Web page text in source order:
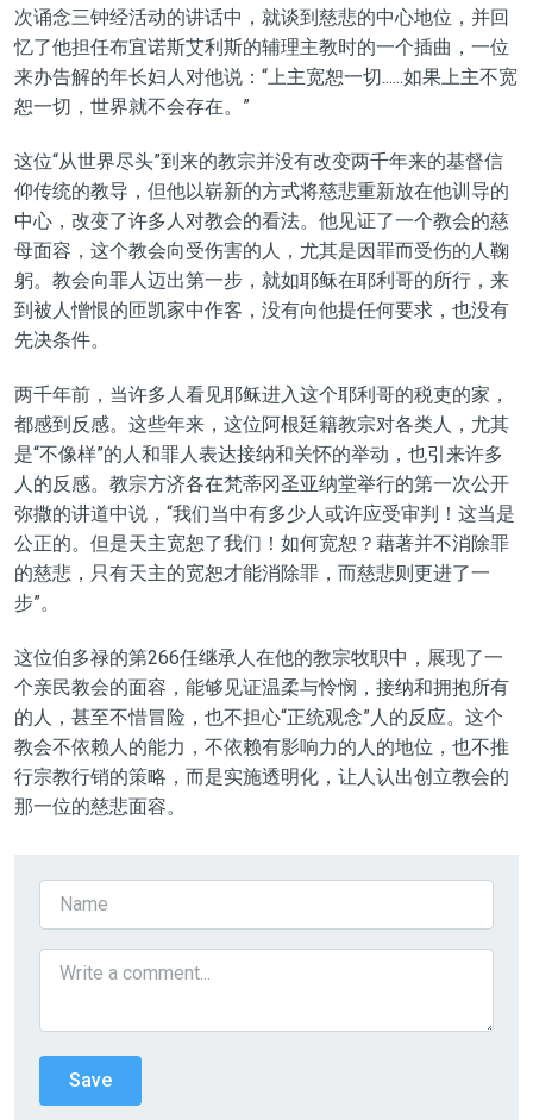
次诵念三钟经活动的讲话中，就谈到慈悲的中心地位，并回
忆了他担任布宜诺斯艾利斯的辅理主教时的一个插曲，一位
来办告解的年长妇人对他说：“上主宽恕一切......如果上主不宽
恕一切，世界就不会存在。”
这位“从世界尽头”到来的教宗并没有改变两千年来的基督信
仰传统的教导，但他以崭新的方式将慈悲重新放在他训导的
中心，改变了许多人对教会的看法。他见证了一个教会的慈
母面容，这个教会向受伤害的人，尤其是因罪而受伤的人鞠
躬。教会向罪人迈出第一步，就如耶稣在耶利哥的所行，来
到被人憎恨的匝凯家中作客，没有向他提任何要求，也没有
先决条件。
两千年前，当许多人看见耶稣进入这个耶利哥的税吏的家，
都感到反感。这些年来，这位阿根廷籍教宗对各类人，尤其
是“不像样”的人和罪人表达接纳和关怀的举动，也引来许多
人的反感。教宗方济各在梵蒂冈圣亚纳堂举行的第一次公开
弥撒的讲道中说，“我们当中有多少人或许应受审判！这当是
公正的。但是天主宽恕了我们！如何宽恕？藉著并不消除罪
的慈悲，只有天主的宽恕才能消除罪，而慈悲则更进了一
步”。
这位伯多禄的第266任继承人在他的教宗牧职中，展现了一
个亲民教会的面容，能够见证温柔与怜悯，接纳和拥抱所有
的人，甚至不惜冒险，也不担心“正统观念”人的反应。这个
教会不依赖人的能力，不依赖有影响力的人的地位，也不推
行宗教行销的策略，而是实施透明化，让人认出创立教会的
那一位的慈悲面容。